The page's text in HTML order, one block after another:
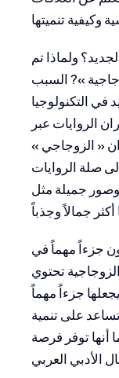
ولماذا تم
»? السبب
في التكنولوجيا
الروايات عبر
« الزوجاجي »
جميلة مثل
جزءاً مهماً في
تحتوي
جزءاً مهماً
على تنمية
أنها توفر فرصة